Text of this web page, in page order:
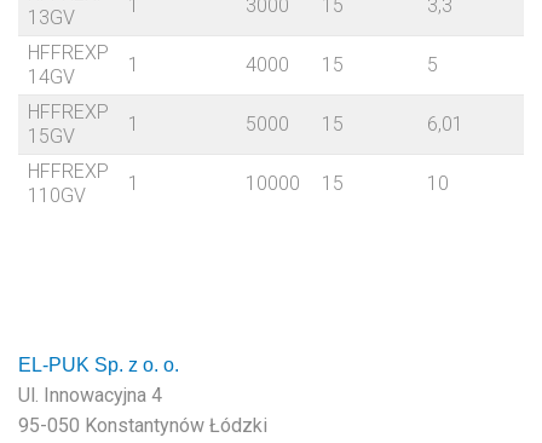
13GV
1 3000 15 3,3
HFFREXP
14GV
1 4000 15 5
HFFREXP
15GV
1 5000 15 6,01
HFFREXP
110GV
1 10000 15 10
EL-PUK Sp. z o. o.
Ul. Innowacyjna 4
95-050 Konstantynów Łódzki